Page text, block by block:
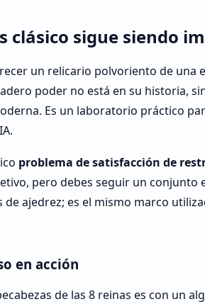
clásico sigue siendo
un relicario polvoriento de una
poder no está en su historia,
Es un laboratorio práctico
problema de satisfacción de
pero debes seguir un conjunto
ajedrez; es el mismo marco
en acción
de las 8 reinas es con un